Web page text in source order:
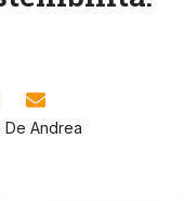
De Andrea